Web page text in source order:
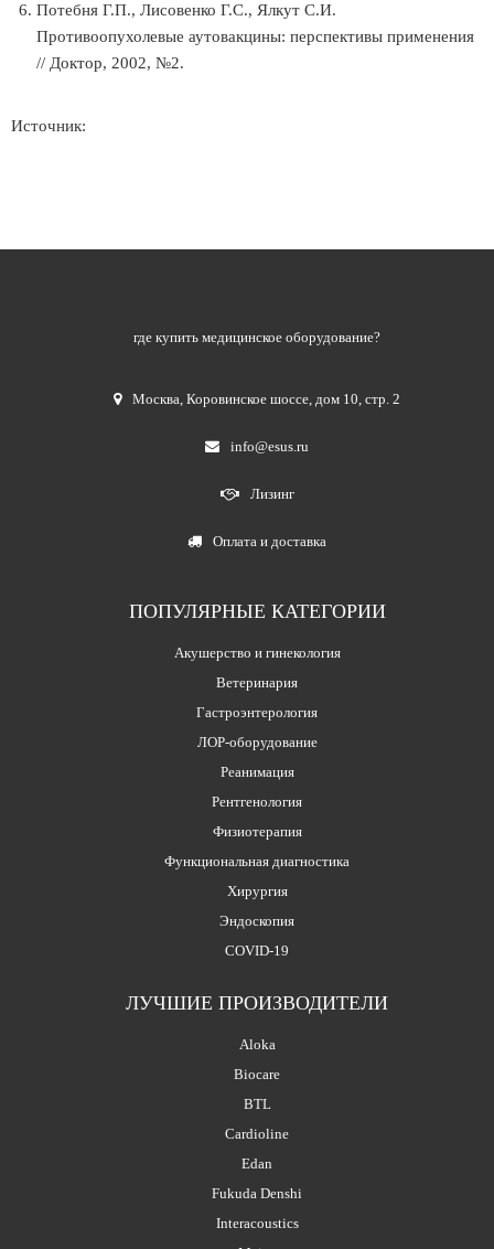
Потебня Г.П., Лисовенко Г.С., Ялкут С.И.
Противоопухолевые аутовакцины: перспективы применения
// Доктор, 2002, №2.
Источник:
где купить медицинское оборудование?
Москва,Коровинское шоссе, дом 10, стр. 2
info@esus.ru
Лизинг
Оплата и доставка
ПОПУЛЯРНЫЕ КАТЕГОРИИ
Акушерство и гинекология
Ветеринария
Гастроэнтерология
ЛОР-оборудование
Реанимация
Рентгенология
Физиотерапия
Функциональная диагностика
Хирургия
Эндоскопия
COVID-19
ЛУЧШИЕ ПРОИЗВОДИТЕЛИ
Aloka
Biocare
BTL
Cardioline
Edan
Fukuda Denshi
Interacoustics